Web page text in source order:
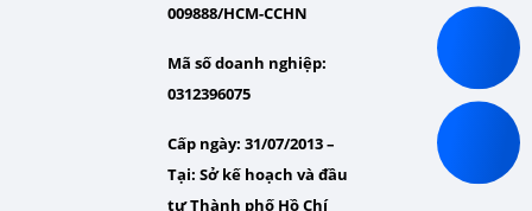
009888/HCM-CCHN
Mã số doanh nghiệp:
0312396075
Cấp ngày: 31/07/2013 –
Tại: Sở kế hoạch và đầu
tư Thành phố Hồ Chí